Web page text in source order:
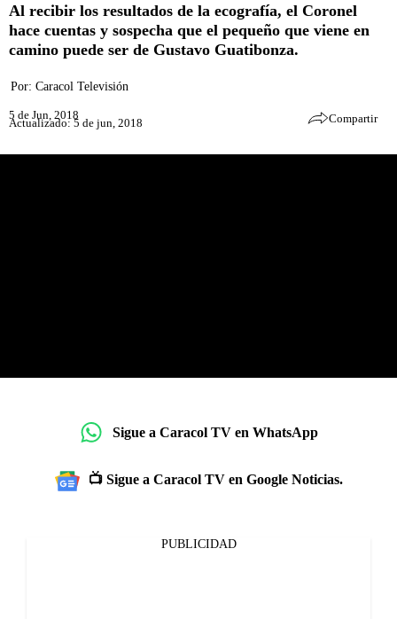
Al recibir los resultados de la ecografía, el Coronel
hace cuentas y sospecha que el pequeño que viene en
camino puede ser de Gustavo Guatibonza.
Por: Caracol Televisión
5 de Jun, 2018
Actualizado: 5 de jun, 2018 Compartir
Sigue a Caracol TV en WhatsApp
📺 Sigue a Caracol TV en Google Noticias.
PUBLICIDAD